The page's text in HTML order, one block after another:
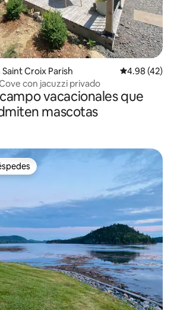
Croix Parish Calificación
4.98 (42)
con jacuzzi privado
vacacionales que
mascotas